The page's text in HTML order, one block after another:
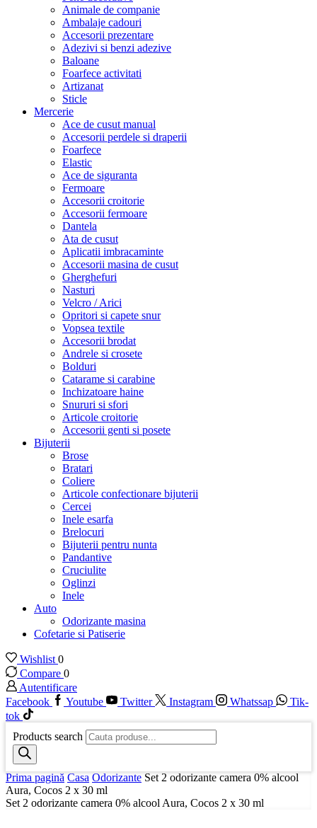
Animale de companie
Ambalaje cadouri
Accesorii prezentare
Adezivi si benzi adezive
Baloane
Foarfece activitati
Artizanat
Sticle
Mercerie
Ace de cusut manual
Accesorii perdele si draperii
Foarfece
Elastic
Ace de siguranta
Fermoare
Accesorii croitorie
Accesorii fermoare
Dantela
Ata de cusut
Aplicatii imbracaminte
Accesorii masina de cusut
Gherghefuri
Nasturi
Velcro / Arici
Opritori si capete snur
Vopsea textile
Accesorii brodat
Andrele si crosete
Bolduri
Catarame si carabine
Inchizatoare haine
Snururi si sfori
Articole croitorie
Accesorii genti si posete
Bijuterii
Brose
Bratari
Coliere
Articole confectionare bijuterii
Cercei
Inele esarfa
Brelocuri
Bijuterii pentru nunta
Pandantive
Cruciulite
Oglinzi
Inele
Auto
Odorizante masina
Cofetarie si Patiserie
Wishlist 0
Compare 0
Autentificare
Facebook
Youtube Twitter Instagram Whatssap
Tik-
tok
Products search
Prima pagină Casa Odorizante Set 2 odorizante camera 0% alcool
Aura, Cocos 2 x 30 ml
Set 2 odorizante camera 0% alcool Aura, Cocos 2 x 30 ml